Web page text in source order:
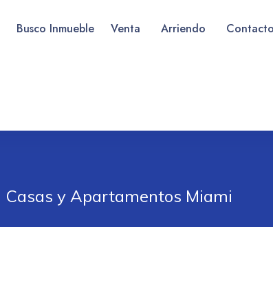
Busco Inmueble Venta Arriendo
Casas y Apartamentos Miami